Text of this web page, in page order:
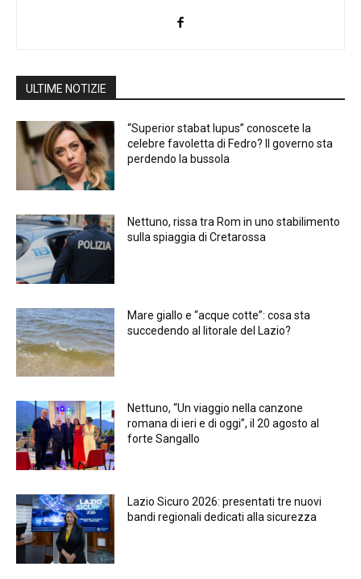
ULTIME NOTIZIE
“Superior stabat lupus” conoscete la
celebre favoletta di Fedro? Il governo sta
perdendo la bussola
Nettuno, rissa tra Rom in uno stabilimento
sulla spiaggia di Cretarossa
Mare giallo e “acque cotte”: cosa sta
succedendo al litorale del Lazio?
Nettuno, “Un viaggio nella canzone
romana di ieri e di oggi”, il 20 agosto al
forte Sangallo
Lazio Sicuro 2026: presentati tre nuovi
bandi regionali dedicati alla sicurezza